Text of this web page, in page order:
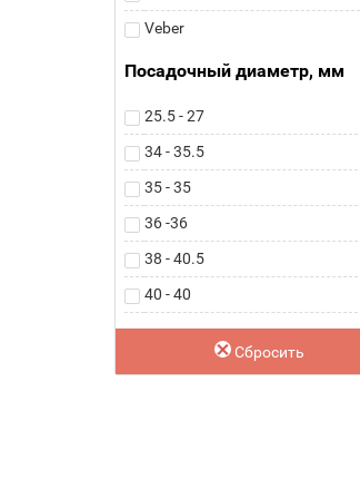
Veber
Посадочный диаметр, мм
25.5 - 27
34 - 35.5
35 - 35
36 -36
38 - 40.5
40 - 40
42 - 43.4
Сбросить